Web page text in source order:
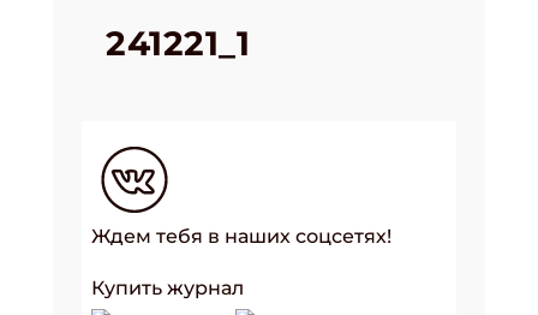
241221_1
Ждем тебя в наших соцсетях!
Купить журнал